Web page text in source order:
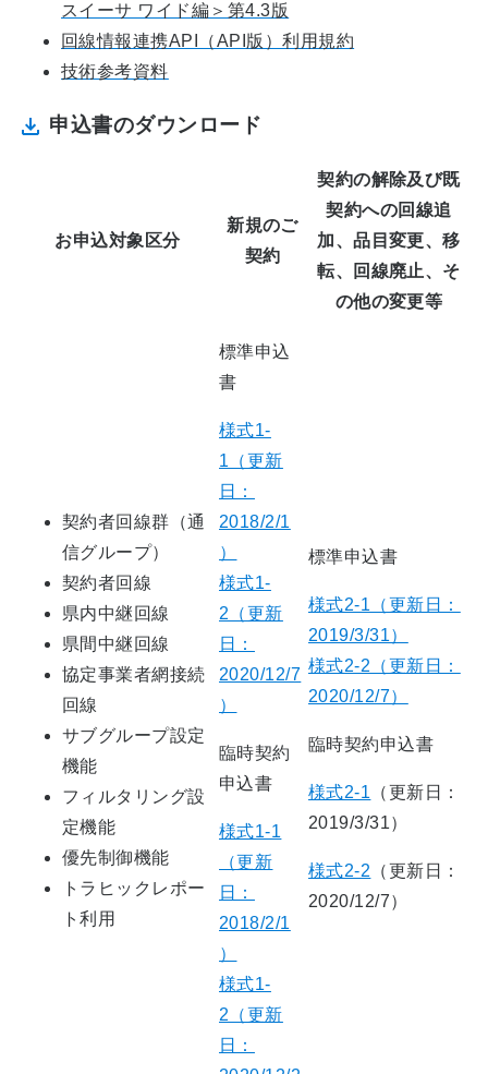
スイーサ ワイド編＞第4.3版
回線情報連携API（API版）利用規約
技術参考資料
申込書のダウンロード
お申込対象区分
新規のご
契約
契約の解除及び既
契約への回線追
加、品目変更、移
転、回線廃止、そ
の他の変更等
契約者回線群（通
信グループ）
契約者回線
県内中継回線
県間中継回線
協定事業者網接続
回線
サブグループ設定
機能
フィルタリング設
定機能
優先制御機能
トラヒックレポー
ト利用
標準申込
書
様式1-
1（更新
日：
2018/2/1
）
様式1-
2（更新
日：
2020/12/7
）
臨時契約
申込書
様式1-1
（更新
日：
2018/2/1
）
様式1-
2（更新
日：
標準申込書
様式2-1（更新日：
2019/3/31）
様式2-2（更新日：
2020/12/7）
臨時契約申込書
様式2-1 （更新日：
2019/3/31）
様式2-2 （更新日：
2020/12/7）